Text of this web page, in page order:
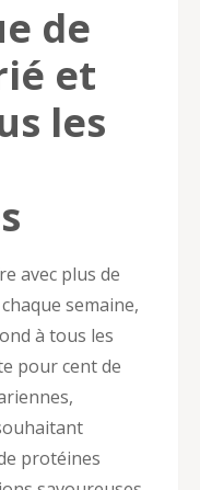
de
et
les
avec plus de
semaine,
à tous les
pour cent de
protéines